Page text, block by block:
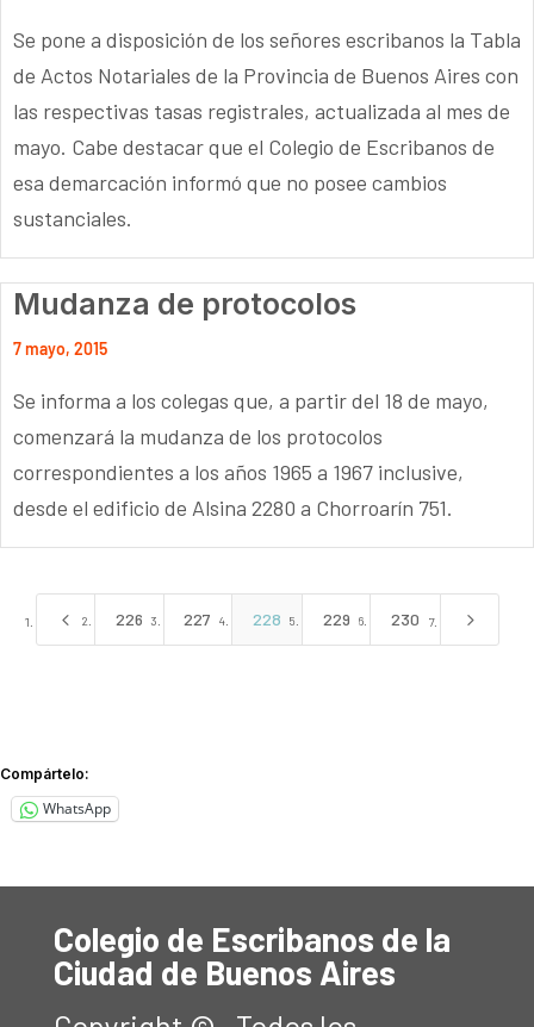
Se pone a disposición de los señores escribanos la Tabla
de Actos Notariales de la Provincia de Buenos Aires con
las respectivas tasas registrales, actualizada al mes de
mayo. Cabe destacar que el Colegio de Escribanos de
esa demarcación informó que no posee cambios
sustanciales.
Mudanza de protocolos
7 mayo, 2015
Se informa a los colegas que, a partir del 18 de mayo,
comenzará la mudanza de los protocolos
correspondientes a los años 1965 a 1967 inclusive,
desde el edificio de Alsina 2280 a Chorroarín 751.
4 226 227 228 229 230 5
Compártelo:
WhatsApp
Colegio de Escribanos de la
Ciudad de Buenos Aires